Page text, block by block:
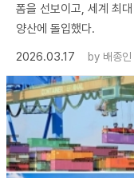
폼을 선보이고, 세계 최
양산에 돌입했다.
2026.03.17
by 배종